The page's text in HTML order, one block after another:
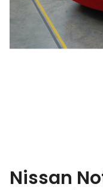
Nissan